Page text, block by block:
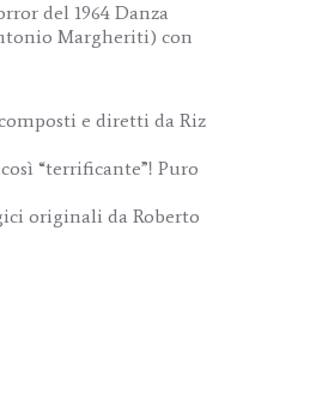
del 1964 Danza
Margheriti) con
e diretti da Riz
“terrificante”! Puro
originali da Roberto